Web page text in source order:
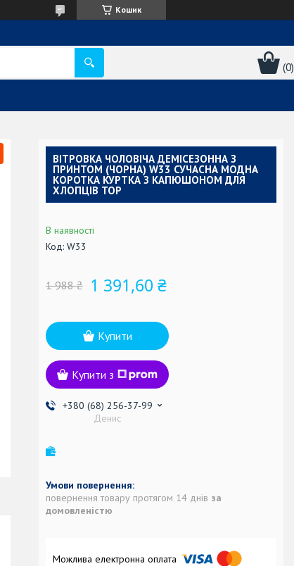
Кошик
ВІТРОВКА ЧОЛОВІЧА ДЕМІСЕЗОННА З
ПРИНТОМ (ЧОРНА) W33 СУЧАСНА МОДНА
КОРОТКА КУРТКА З КАПЮШОНОМ ДЛЯ
ХЛОПЦІВ TOP
В наявності
Код: W33
1 988 ₴ 1 391,60 ₴
Купити
Купити з
+380 (68) 256-37-99
Денис
повернення товару протягом 14 днів за
домовленістю